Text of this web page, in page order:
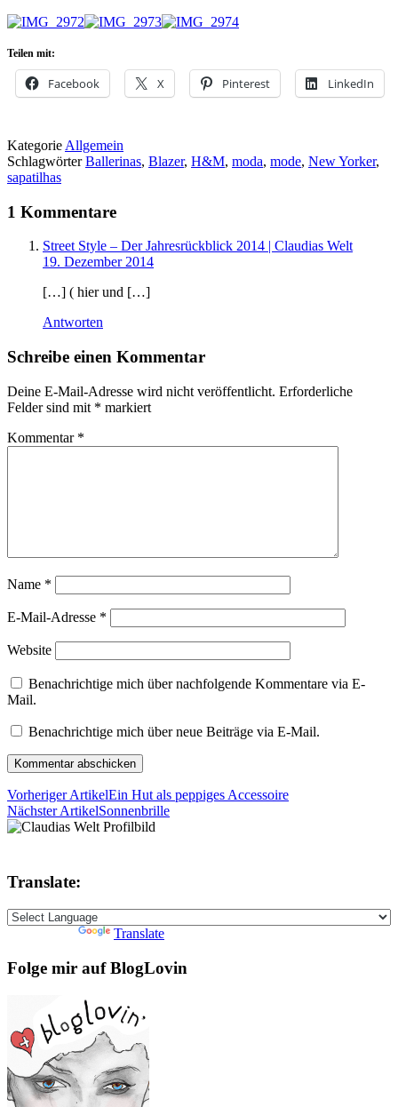
Teilen mit:
Facebook X Pinterest LinkedIn
Kategorie Allgemein
SchlagwörterBallerinas, Blazer, H&M, moda, mode, New Yorker,
sapatilhas
1 Kommentare
Street Style – Der Jahresrückblick 2014 | Claudias Welt
19. Dezember 2014
[…] ( hier und […]
Antworten
Schreibe einen Kommentar
Deine E-Mail-Adresse wird nicht veröffentlicht. Erforderliche
Felder sind mit * markiert
Kommentar *
Name *
E-Mail-Adresse *
Website
Benachrichtige mich über nachfolgende Kommentare via E-
Mail.
Benachrichtige mich über neue Beiträge via E-Mail.
Vorheriger ArtikelEin Hut als peppiges Accessoire
Nächster ArtikelSonnenbrille
Translate:
Translate
Folge mir auf BlogLovin